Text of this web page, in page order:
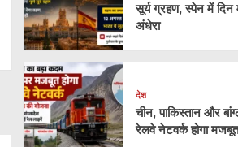
सूर्य ग्रहण, स्पेन में दिन
अंधेरा
देश
चीन, पाकिस्तान और
रेलवे नेटवर्क होगा मजबूत: